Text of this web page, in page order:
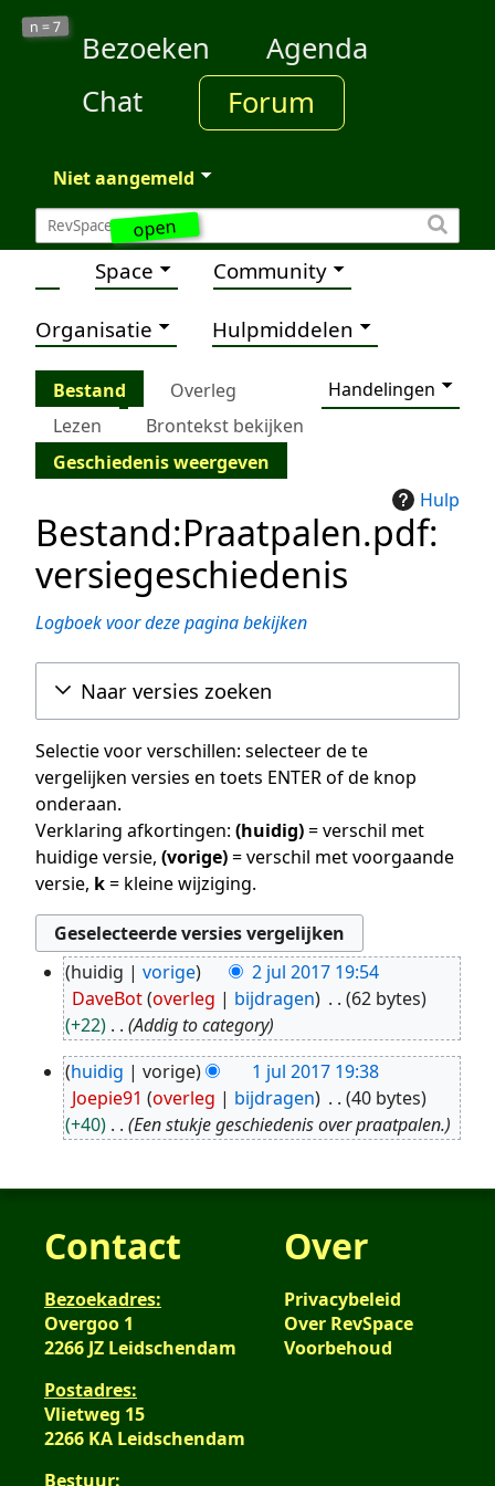
open
n =7
Bezoeken
Agenda
Chat
Forum
Niet aangemeld
Space Community
Organisatie Hulpmiddelen
Bestand Overleg
Handelingen
Lezen
Brontekst bekijken
Geschiedenis weergeven
Hulp
Bestand:Praatpalen.pdf:
versiegeschiedenis
Logboek voor deze pagina bekijken
Naar versies zoeken
Selectie voor verschillen: selecteer de te
vergelijken versies en toets ENTER of de knop
onderaan.
Verklaring afkortingen: (huidig)= verschil met
huidige versie, (vorige)= verschil met voorgaande
versie, k= kleine wijziging.
2
jul
2017
huidig vorige
2 jul 2017 19:54
DaveBot overleg bijdragen
62 bytes
+22
Addig to category
1
jul
2017
huidig vorige
1 jul 2017 19:38
Joepie91 overleg bijdragen
40 bytes
+40
Een stukje geschiedenis over praatpalen.
Contact
Bezoekadres:
Overgoo 1
2266 JZ Leidschendam
Postadres:
Vlietweg 15
2266 KA Leidschendam
Bestuur:
Over
Privacybeleid
Over RevSpace
Voorbehoud